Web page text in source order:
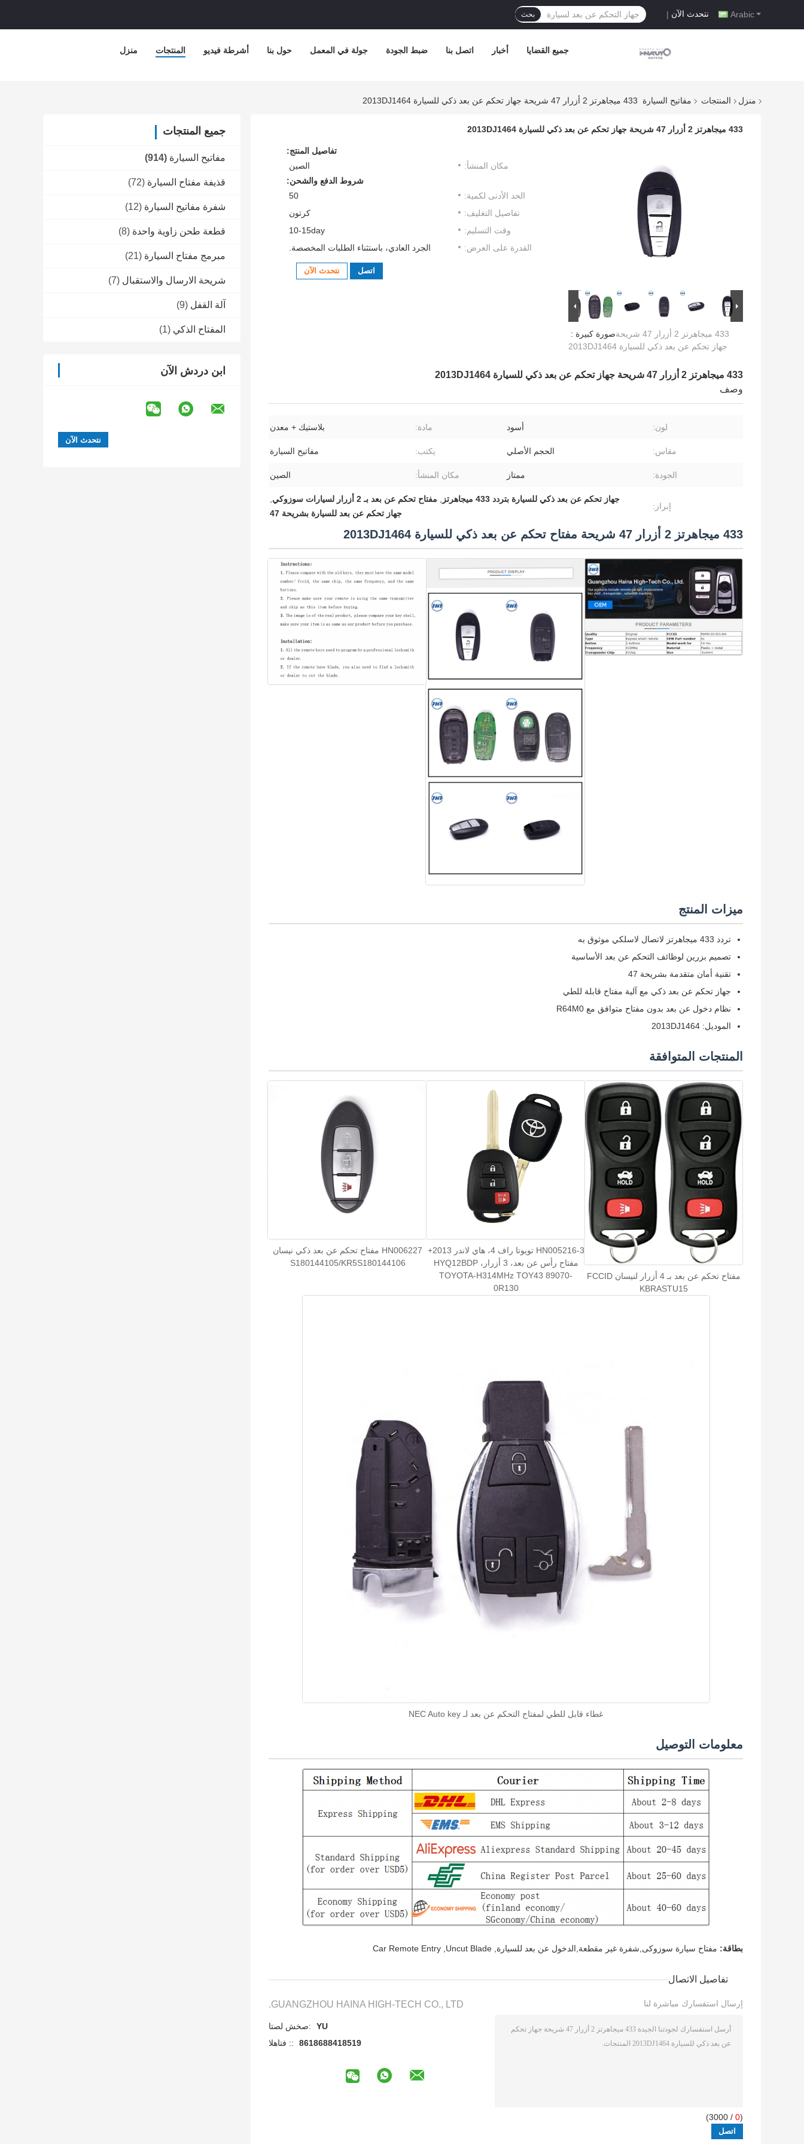
Arabic نتحدث الآن | بحث
منزل المنتجات أشرطة فيديو حول بنا جولة في المعمل ضبط الجودة اتصل بنا أخبار جميع القضايا
منزل المنتجات مفاتيح السيارة 433 ميجاهرتز 2 أزرار 47 شريحة جهاز تحكم عن بعد ذكي للسيارة 2013DJ1464
جميع المنتجات
مفاتيح السيارة (914)
قذيفة مفتاح السيارة (72)
شفرة مفاتيح السيارة (12)
قطعة طحن زاوية واحدة (8)
مبرمج مفتاح السيارة (21)
شريحة الارسال والاستقبال (7)
آلة القفل (9)
المفتاح الذكي (1)
ابن دردش الآن
433 ميجاهرتز 2 أزرار 47 شريحة جهاز تحكم عن بعد ذكي للسيارة 2013DJ1464
صورة كبيرة :433 ميجاهرتز 2 أزرار 47 شريحة
جهاز تحكم عن بعد ذكي للسيارة 2013DJ1464
تفاصيل المنتج:
مكان المنشأ:
الصين
شروط الدفع والشحن:
الحد الأدنى لكمية:
50
تفاصيل التغليف:
كرتون
وقت التسليم:
10-15day
القدرة على العرض:
الجرد العادي، باستثناء الطلبات المخصصة.
اتصل نتحدث الآن
433 ميجاهرتز 2 أزرار 47 شريحة جهاز تحكم عن بعد ذكي للسيارة 2013DJ1464
وصف
لون: أسود مادة: بلاستيك + معدن
مقاس: الحجم الأصلي يكتب: مفاتيح السيارة
الجودة: ممتاز مكان المنشأ: الصين
إبراز:
جهاز تحكم عن بعد ذكي للسيارة بتردد 433 ميجاهرتز , مفتاح تحكم عن بعد بـ 2 أزرار لسيارات سوزوكي
,
جهاز تحكم عن بعد للسيارة بشريحة 47
433 ميجاهرتز 2 أزرار 47 شريحة مفتاح تحكم عن بعد ذكي للسيارة 2013DJ1464
ميزات المنتج
تردد 433 ميجاهرتز لاتصال لاسلكي موثوق به
تصميم بزرين لوظائف التحكم عن بعد الأساسية
تقنية أمان متقدمة بشريحة 47
جهاز تحكم عن بعد ذكي مع آلية مفتاح قابلة للطي
نظام دخول عن بعد بدون مفتاح متوافق مع R64M0
الموديل: 2013DJ1464
المنتجات المتوافقة
مفتاح تحكم عن بعد بـ 4 أزرار لنيسان FCCID
KBRASTU15
HN005216-3 تويوتا راف 4، هاي لاندر 2013+
مفتاح رأس عن بعد، 3 أزرار، HYQ12BDP
TOYOTA-H314MHz TOY43 89070-
0R130
HN006227 مفتاح تحكم عن بعد ذكي نيسان
S180144105/KR5S180144106
غطاء قابل للطي لمفتاح التحكم عن بعد لـ NEC Auto key
معلومات التوصيل
بطاقة: مفتاح سيارة سوزوكى,شفرة غير مقطعة,الدخول عن بعد للسيارة Uncut Blade
Car Remote Entry
تفاصيل الاتصال
GUANGZHOU HAINA HIGH-TECH CO., LTD.
اتصل شخص:
YU
الهاتف ::
8618688418519
إرسال استفسارك مباشرة لنا
(
0
/ 3000)